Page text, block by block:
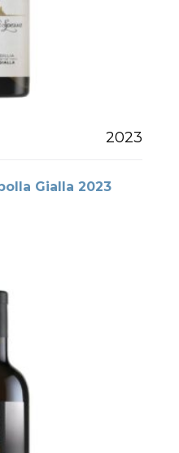
2023
Gialla 2023